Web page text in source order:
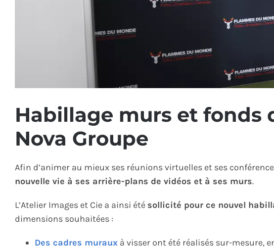
Habillage murs et fonds
Nova Groupe
Afin d’animer au mieux ses réunions virtuelles et ses
nouvelle vie à ses arrière-plans de vidéos et à ses murs.
L’Atelier Images et Cie a ainsi été sollicité pour ce nouvel
dimensions souhaitées :
Des cadres muraux à visser ont été réalisés sur-mesure,